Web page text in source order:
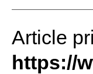
Article
https://